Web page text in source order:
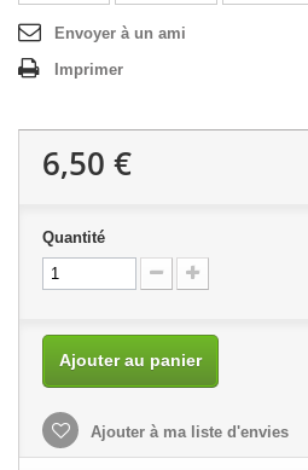
Envoyer à un ami
Imprimer
6,50 €
Quantité
Ajouter au panier
Ajouter à ma liste d'envies